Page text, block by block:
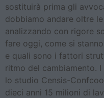
sostituirà prima gli
dobbiamo andare oltre
analizzando con rigore
fare oggi, come si
e quali sono i fattori
ritmo del cambiamento.
lo studio Censis-
dieci anni 15 milioni di